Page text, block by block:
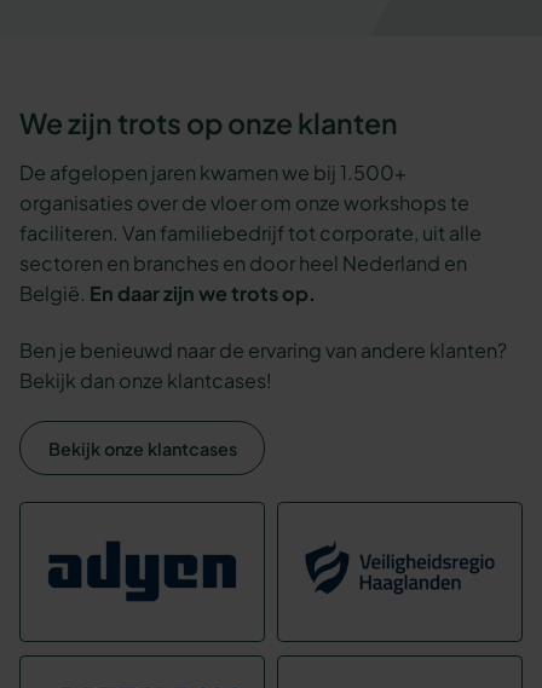
We zijn trots op onze klanten
De afgelopen jaren kwamen we bij 1.500+
organisaties over de vloer om onze workshops te
faciliteren. Van familiebedrijf tot corporate, uit alle
sectoren en branches en door heel Nederland en
België. En daar zijn we trots op.
Ben je benieuwd naar de ervaring van andere klanten?
Bekijk dan onze klantcases!
Bekijk onze klantcases